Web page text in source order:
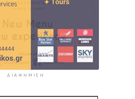
ΔΙΑΦΉΜΙΣΗ